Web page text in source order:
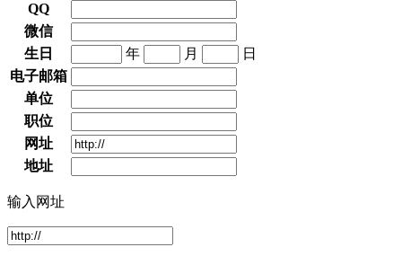
QQ
微信
生日
年 月
日
电子邮箱
单位
职位
网址
地址
输入网址